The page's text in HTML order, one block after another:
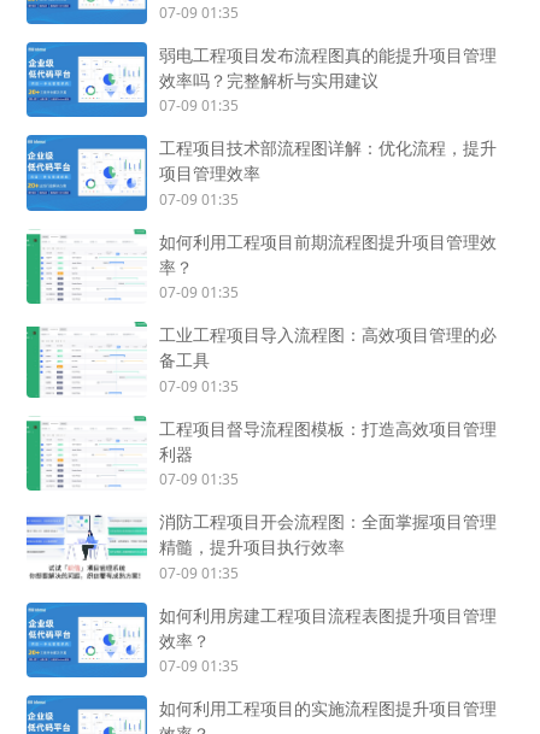
07-09 01:35
弱电工程项目发布流程图真的能提升项目管理
效率吗？完整解析与实用建议
07-09 01:35
工程项目技术部流程图详解：优化流程，提升
项目管理效率
07-09 01:35
如何利用工程项目前期流程图提升项目管理效
率？
07-09 01:35
工业工程项目导入流程图：高效项目管理的必
备工具
07-09 01:35
工程项目督导流程图模板：打造高效项目管理
利器
07-09 01:35
消防工程项目开会流程图：全面掌握项目管理
精髓，提升项目执行效率
07-09 01:35
如何利用房建工程项目流程表图提升项目管理
效率？
07-09 01:35
如何利用工程项目的实施流程图提升项目管理